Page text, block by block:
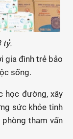
tỷ.
gia đình trẻ bảo
sống.
học đường, xây
sức khỏe tinh
tham vấn